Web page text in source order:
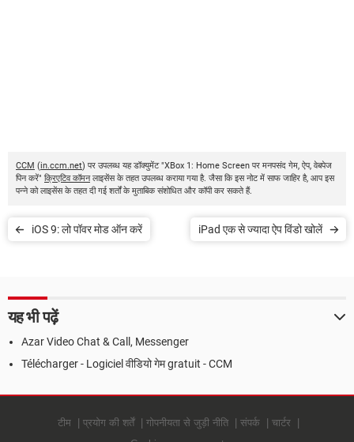
CCM (in.ccm.net) पर उपलब्ध यह डॉक्युमेंट "XBox 1: Home Screen पर मनपसंद गेम, ऐप, वेबपेज
पिन करें" क्रिएटिव कॉमनलाइसेंस के तहत उपलब्ध कराया गया है. जैसा कि इस नोट में साफ जाहिर है, आप इस
पन्ने को लाइसेंस के तहत दी गई शर्तों के मुताबिक संशोधित और कॉपी कर सकते हैं.
iOS 9: लो पॉवर मोड ऑन करें iPad एक से ज्यादा ऐप विंडो खोलें
यह भी पढ़ें
Azar Video Chat & Call, Messenger
Télécharger - Logiciel वीडियो गेम gratuit - CCM
टीम प्रयोग की शर्तें गोपनीयता से जुड़ी नीति संपर्क
चार्टर